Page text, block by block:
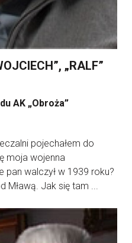
„RALF”
AK „Obroża”
pojechałem do
moja wojenna
pan walczył w 1939 roku?
Mławą. Jak się tam ...